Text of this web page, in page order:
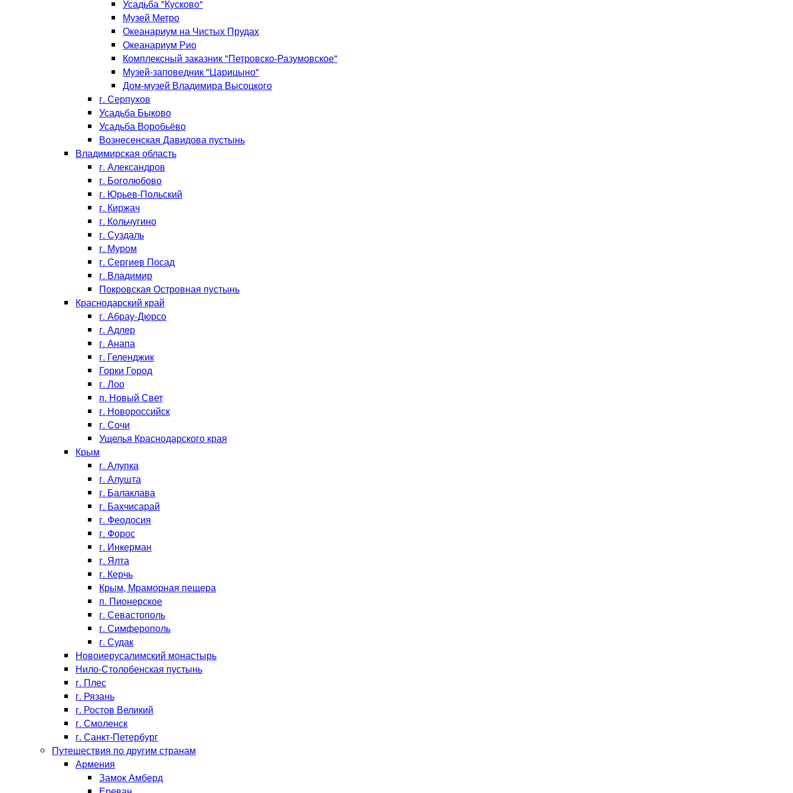
Усадьба "Кусково"
Музей Метро
Океанариум на Чистых Прудах
Океанариум Рио
Комплексный заказник "Петровско-Разумовское"
Музей-заповедник "Царицыно"
Дом-музей Владимира Высоцкого
г. Серпухов
Усадьба Быково
Усадьба Воробьёво
Вознесенская Давидова пустынь
Владимирская область
г. Александров
г. Боголюбово
г. Юрьев-Польский
г. Киржач
г. Кольчугино
г. Суздаль
г. Муром
г. Сергиев Посад
г. Владимир
Покровская Островная пустынь
Краснодарский край
г. Абрау-Дюрсо
г. Адлер
г. Анапа
г. Геленджик
Горки Город
г. Лоо
п. Новый Свет
г. Новороссийск
г. Сочи
Ущелья Краснодарского края
Крым
г. Алупка
г. Алушта
г. Балаклава
г. Бахчисарай
г. Феодосия
г. Форос
г. Инкерман
г. Ялта
г. Керчь
Крым, Мраморная пещера
п. Пионерское
г. Севастополь
г. Симферополь
г. Судак
Новоиерусалимский монастырь
Нило-Столобенская пустынь
г. Плес
г. Рязань
г. Ростов Великий
г. Смоленск
г. Санкт-Петербург
Путешествия по другим странам
Армения
Замок Амберд